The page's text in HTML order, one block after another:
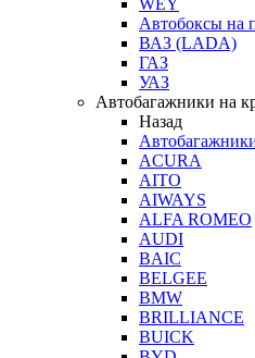
WEY
Автобоксы на
ВАЗ (LADA)
ГАЗ
УАЗ
Автобагажники на
Назад
ACURA
AITO
AIWAYS
ALFA ROMEO
AUDI
BAIC
BELGEE
BMW
BRILLIANCE
BUICK